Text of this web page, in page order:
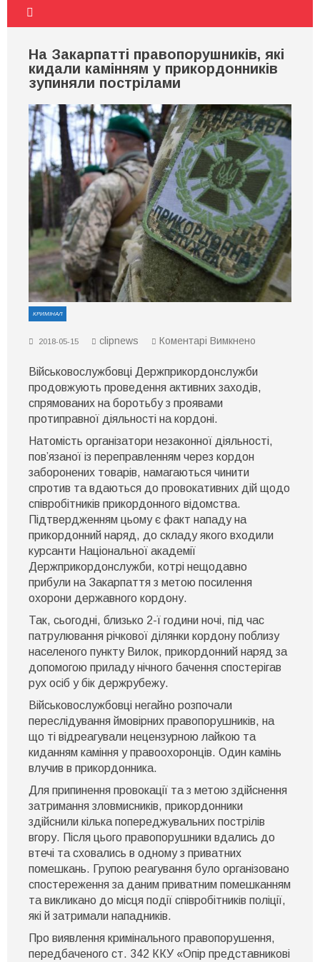
На Закарпатті правопорушників, які
кидали камінням у прикордонників
зупиняли пострілами
КРИМІНАЛ
2018-05-15 clipnews Коментарі Вимкнено
які
кидали
зупиняли
Військовослужбовці Держприкордонслужби
продовжують проведення активних заходів,
спрямованих на боротьбу з проявами
протиправної діяльності на кордоні.
Натомість організатори незаконної діяльності,
пов’язаної із переправленням через кордон
заборонених товарів, намагаються чинити
спротив та вдаються до провокативних дій щодо
співробітників прикордонного відомства.
Підтвердженням цьому є факт нападу на
прикордонний наряд, до складу якого входили
курсанти Національної академії
Держприкордонслужби, котрі нещодавно
прибули на Закарпаття з метою посилення
охорони державного кордону.
Так, сьогодні, близько 2-ї години ночі, під час
патрулювання річкової ділянки кордону поблизу
населеного пункту Вилок, прикордонний наряд за
допомогою приладу нічного бачення спостерігав
рух осіб у бік держрубежу.
Військовослужбовці негайно розпочали
переслідування ймовірних правопорушників, на
що ті відреагували нецензурною лайкою та
киданням каміння у правоохоронців. Один камінь
влучив в прикордонника.
Для припинення провокації та з метою здійснення
затримання зловмисників, прикордонники
здійснили кілька попереджувальних пострілів
вгору. Після цього правопорушники вдались до
втечі та сховались в одному з приватних
помешкань. Групою реагування було організовано
спостереження за даним приватним помешканням
та викликано до місця події співробітників поліції,
які й затримали нападників.
Про виявлення кримінального правопорушення,
передбаченого ст. 342 ККУ «Опір представникові